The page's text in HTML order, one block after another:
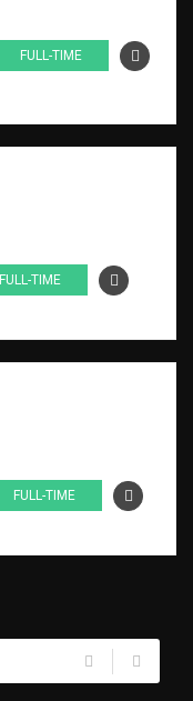
FULL-TIME
FULL-TIME
FULL-TIME